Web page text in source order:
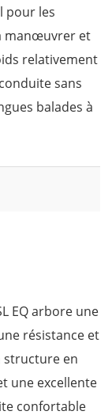
pour les
manœuvrer et
relativement
sans
balades à
EQ arbore une
résistance et
structure en
une excellente
confortable